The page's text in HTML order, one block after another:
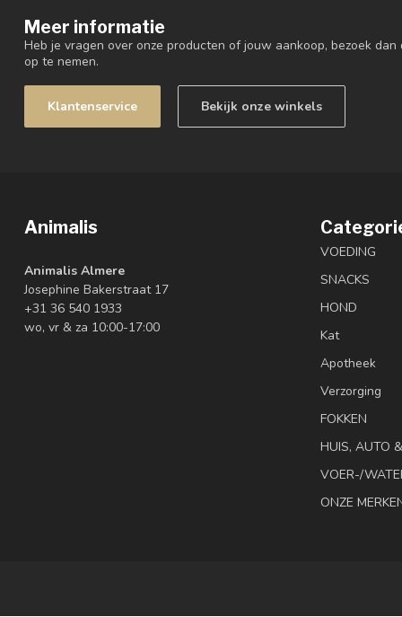
Meer informatie
Heb je vragen over onze producten of jouw aankoop, bezoek
op te nemen.
Klantenservice Bekijk onze winkels
Animalis
Animalis Almere
Josephine Bakerstraat 17
+31 36 540 1933
wo, vr & za 10:00-17:00
VOEDING
SNACKS
HOND
Kat
Apotheek
Verzorging
FOKKEN
HUIS, AUTO
VOER-/
ONZE